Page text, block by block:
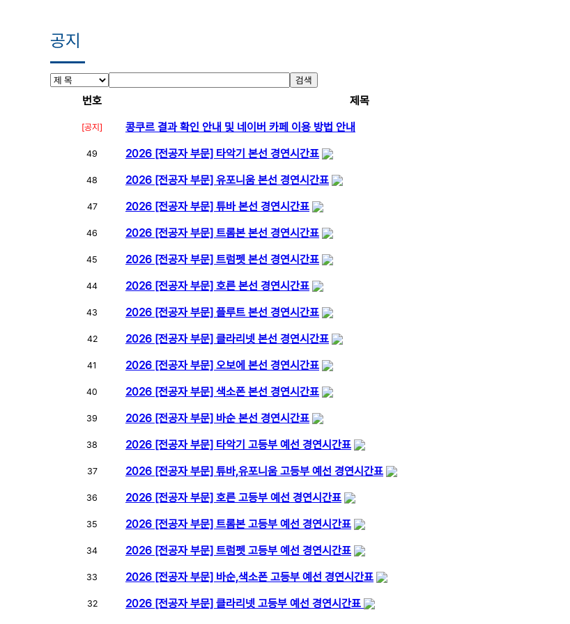
공지
검색
번호 제목
[공지] 콩쿠르 결과 확인 안내 및 네이버 카페 이용 방법 안내
49 2026 [전공자 부문] 타악기 본선 경연시간표
48 2026 [전공자 부문] 유포니움 본선 경연시간표
47 2026 [전공자 부문] 튜바 본선 경연시간표
46 2026 [전공자 부문] 트롬본 본선 경연시간표
45 2026 [전공자 부문] 트럼펫 본선 경연시간표
44 2026 [전공자 부문] 호른 본선 경연시간표
43 2026 [전공자 부문] 플루트 본선 경연시간표
42 2026 [전공자 부문] 클라리넷 본선 경연시간표
41 2026 [전공자 부문] 오보에 본선 경연시간표
40 2026 [전공자 부문] 색소폰 본선 경연시간표
39 2026 [전공자 부문] 바순 본선 경연시간표
38 2026 [전공자 부문] 타악기 고등부 예선 경연시간표
37 2026 [전공자 부문] 튜바,유포니움 고등부 예선 경연시간표
36 2026 [전공자 부문] 호른 고등부 예선 경연시간표
35 2026 [전공자 부문] 트롬본 고등부 예선 경연시간표
34 2026 [전공자 부문] 트럼펫 고등부 예선 경연시간표
33 2026 [전공자 부문] 바순,색소폰 고등부 예선 경연시간표
32 2026 [전공자 부문] 클라리넷 고등부 예선 경연시간표